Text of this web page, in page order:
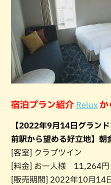
宿泊プラン紹介 Relux か
【2022年9月14日グラン
前駅から望める好立地】朝
[客室] クラブツイン
[料金] お一人様 11,264円
[販売期間] 2022年10月14